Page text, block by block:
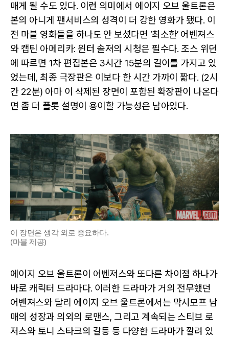
매게 될 수도 있다. 이런 의미에서 에이지 오브 울트론은
본의 아니게 팬서비스의 성격이 더 강한 영화가 됐다. 이
전 마블 영화들을 하나도 안 보셨다면 ‘최소한’ 어벤져스
와 캡틴 아메리카: 윈터 솔져의 시청은 필수다. 조스 위던
에 따르면 1차 편집본은 3시간 15분의 길이를 가지고 있
었는데, 최종 극장판은 이보다 한 시간 가까이 짧다. (2시
간 22분) 아마 이 삭제된 장면이 포함된 확장판이 나온다
면 좀 더 플롯 설명이 용이할 가능성은 남아있다.
이 장면은 생각 외로 중요하다.
(마블 제공)
에이지 오브 울트론이 어벤져스와 또다른 차이점 하나가
바로 캐릭터 드라마다. 이러한 드라마가 거의 전무했던
어벤져스와 달리 에이지 오브 울트론에서는 막시모프 남
매의 성장과 의외의 로맨스, 그리고 계속되는 스티브 로
저스와 토니 스타크의 갈등 등 다양한 드라마가 깔려 있